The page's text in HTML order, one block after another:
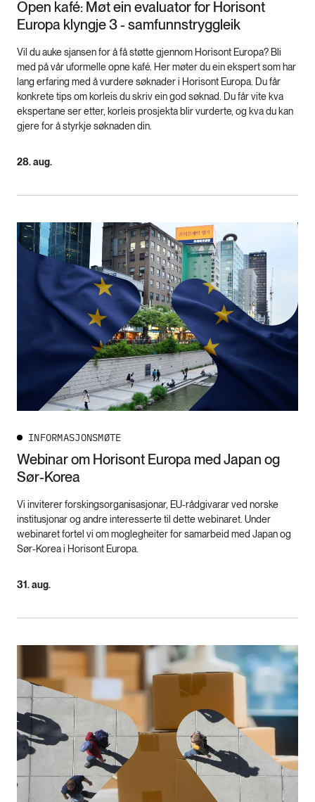
Open kafé: Møt ein evaluator for Horisont
Europa klyngje 3 - samfunnstryggleik
Vil du auke sjansen for å få støtte gjennom Horisont Europa? Bli
med på vår uformelle opne kafé. Her møter du ein ekspert som har
lang erfaring med å vurdere søknader i Horisont Europa. Du får
konkrete tips om korleis du skriv ein god søknad. Du får vite kva
ekspertane ser etter, korleis prosjekta blir vurderte, og kva du kan
gjere for å styrkje søknaden din.
28. aug.
INFORMASJONSMØTE
Webinar om Horisont Europa med Japan og
Sør-Korea
Vi inviterer forskingsorganisasjonar, EU-rådgivarar ved norske
institusjonar og andre interesserte til dette webinaret. Under
webinaret fortel vi om moglegheiter for samarbeid med Japan og
Sør-Korea i Horisont Europa.
31. aug.